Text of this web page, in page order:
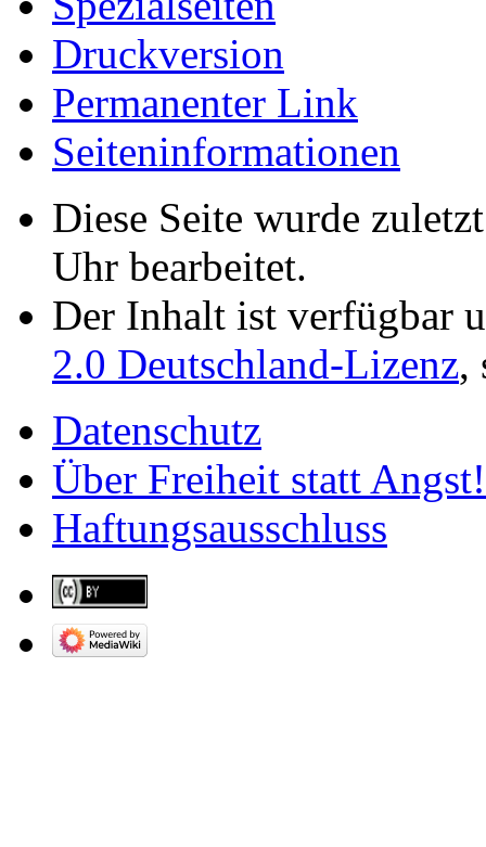
Druckversion
Permanenter Link
Seiten­­informationen
Diese Seite wurde
Uhr bearbeitet.
Der Inhalt ist verfügbar
2.0 Deutschland-Lizenz,
Datenschutz
Über Freiheit statt Angst!
Haftungsausschluss